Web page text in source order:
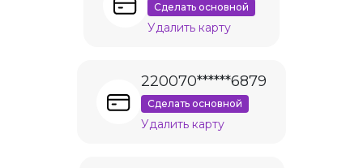
Сделать основной
Удалить карту
220070******6879
Сделать основной
Удалить карту